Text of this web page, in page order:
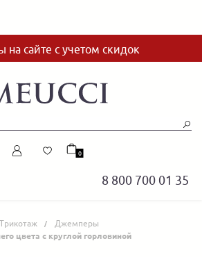
на сайте с учетом скидок
8 800 700 01 35
0
Трикотаж Джемперы
цвета с круглой горловиной